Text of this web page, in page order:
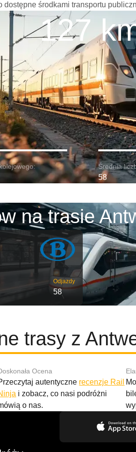
środkami transportu
127
Średnia
58
na trasie
Odjazdy
58
trasy z
Ocena
autentyczne recenzje Rail
i zobacz, co nasi podróżni
o nas.